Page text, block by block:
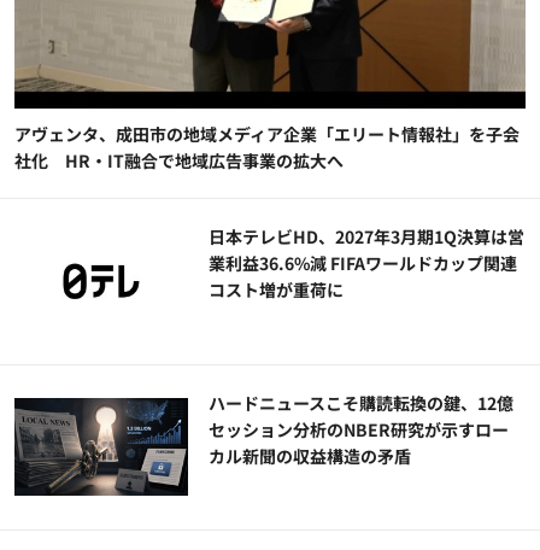
アヴェンタ、成田市の地域メディア企業「エリート情報社」を子会
社化 HR・IT融合で地域広告事業の拡大へ
日本テレビHD、2027年3月期1Q決算は営
業利益36.6%減 FIFAワールドカップ関連
コスト増が重荷に
ハードニュースこそ購読転換の鍵、12億
セッション分析のNBER研究が示すロー
カル新聞の収益構造の矛盾